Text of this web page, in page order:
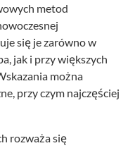
metod
się je zarówno w
jak i przy większych
można
przy czym najczęściej
rozważa się